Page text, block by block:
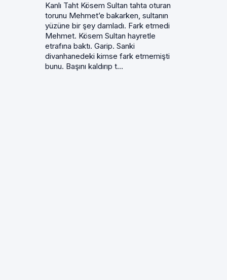
Kanlı Taht Kösem Sultan tahta oturan
torunu Mehmet’e bakarken, sultanın
yüzüne bir şey damladı. Fark etmedi
Mehmet. Kösem Sultan hayretle
etrafına baktı. Garip. Sanki
divanhanedeki kimse fark etmemişti
bunu. Başını kaldırıp t...